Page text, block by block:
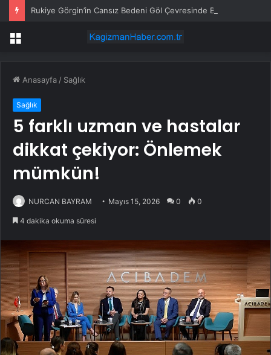
Rukiye Görgin’in Cansız Bedeni Göl Çevresinde Bulundu
Menü
Anasayfa / Sağlık
Sağlık
5 farklı uzman ve hastalar
dikkat çekiyor: Önlemek
mümkün!
NURCAN BAYRAM Mayıs 15, 2026 0 0
4 dakika okuma süresi